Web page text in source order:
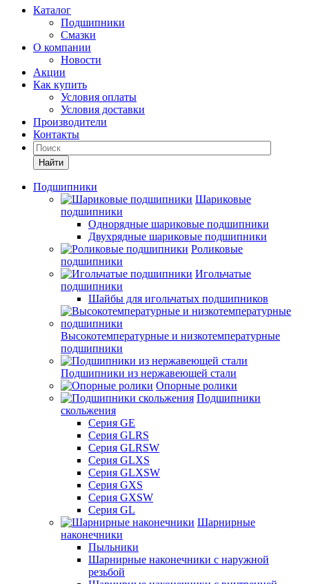
Каталог
Подшипники
Смазки
О компании
Новости
Акции
Как купить
Условия оплаты
Условия доставки
Производители
Контакты
Найти
Подшипники
Шариковые
подшипники
Однорядные шариковые подшипники
Двухрядные шариковые подшипники
Роликовые
подшипники
Игольчатые
подшипники
Шайбы для игольчатых подшипников
Высокотемпературные и низкотемпературные
подшипники
Подшипники из нержавеющей стали
Опорные ролики
Подшипники
скольжения
Серия GE
Серия GLRS
Серия GLRSW
Серия GLXS
Серия GLXSW
Серия GXS
Серия GXSW
Серия GL
Шарнирные
наконечники
Пыльники
Шарнирные наконечники с наружной
резьбой